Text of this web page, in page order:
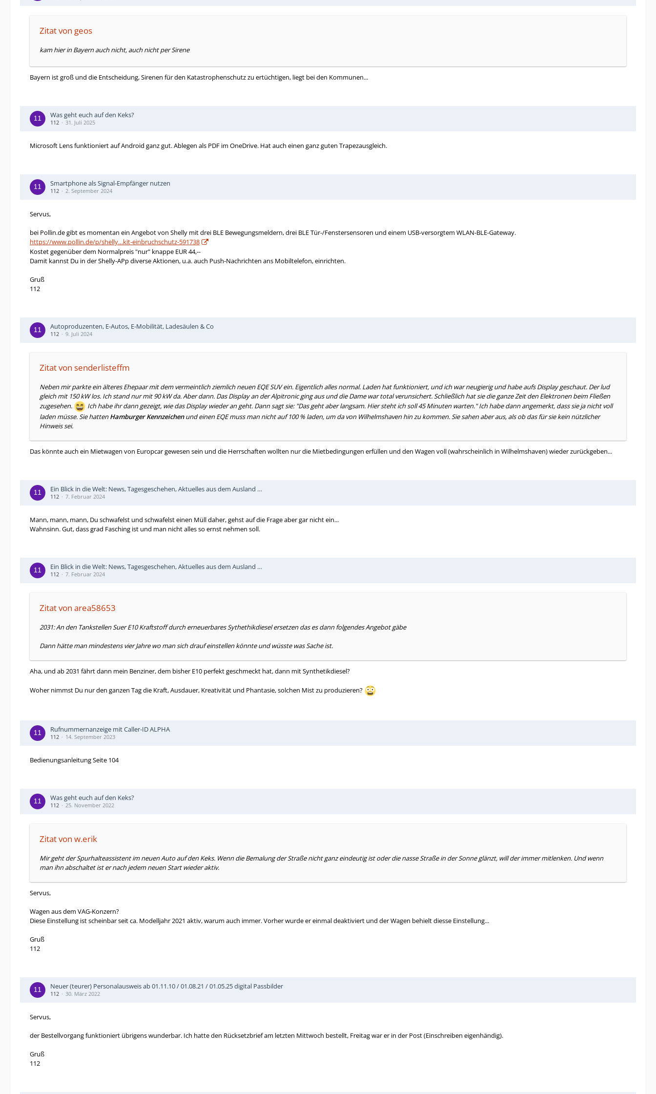
Zitat von geos
kam hier in Bayern auch nicht, auch nicht per Sirene
Bayern ist groß und die Entscheidung, Sirenen für den Katastrophenschutz zu ertüchtigen, liegt bei den Kommunen...
Was geht euch auf den Keks?
112 31. Juli 2025
Microsoft Lens funktioniert auf Android ganz gut. Ablegen als PDF im OneDrive. Hat auch einen ganz guten Trapezausgleich.
Smartphone als Signal-Empfänger nutzen
112 2. September 2024
Servus,
bei Pollin.de gibt es momentan ein Angebot von Shelly mit drei BLE Bewegungsmeldern, drei BLE Tür-/Fenstersensoren und einem USB-versorgtem WLAN-BLE-Gateway.
https://www.pollin.de/p/shelly…kit-einbruchschutz-591738
Kostet gegenüber dem Normalpreis "nur" knappe EUR 44,--
Damit kannst Du in der Shelly-APp diverse Aktionen, u.a. auch Push-Nachrichten ans Mobiltelefon, einrichten.
Gruß
112
Autoproduzenten, E-Autos, E-Mobilität, Ladesäulen & Co
112 9. Juli 2024
Zitat von senderlisteffm
Neben mir parkte ein älteres Ehepaar mit dem vermeintlich ziemlich neuen EQE SUV ein. Eigentlich alles normal. Laden hat funktioniert, und ich war neugierig und habe aufs Display geschaut. Der lud
gleich mit 150 kW los. Ich stand nur mit 90 kW da. Aber dann. Das Display an der Alpitronic ging aus und die Dame war total verunsichert. Schließlich hat sie die ganze Zeit den Elektronen beim Fließen
zugesehen.
Ich habe ihr dann gezeigt, wie das Display wieder an geht. Dann sagt sie: "Das geht aber langsam. Hier steht ich soll 45 Minuten warten." Ich habe dann angemerkt, dass sie ja nicht voll
laden müsse. Sie hattenHamburger Kennzeichenund einen EQE muss man nicht auf 100 % laden, um da von Wilhelmshaven hin zu kommen. Sie sahen aber aus, als ob das für sie kein nützlicher
Hinweis sei.
Das könnte auch ein Mietwagen von Europcar gewesen sein und die Herrschaften wollten nur die Mietbedingungen erfüllen und den Wagen voll (wahrscheinlich in Wilhelmshaven) wieder zurückgeben...
Ein Blick in die Welt: News, Tagesgeschehen, Aktuelles aus dem Ausland …
112 7. Februar 2024
Mann, mann, mann, Du schwafelst und schwafelst einen Müll daher, gehst auf die Frage aber gar nicht ein...
Wahnsinn. Gut, dass grad Fasching ist und man nicht alles so ernst nehmen soll.
Ein Blick in die Welt: News, Tagesgeschehen, Aktuelles aus dem Ausland …
112 7. Februar 2024
Zitat von area58653
2031: An den Tankstellen Suer E10 Kraftstoff durch erneuerbares Sythethikdiesel ersetzen das es dann folgendes Angebot gäbe
Dann hätte man mindestens vier Jahre wo man sich drauf einstellen könnte und wüsste was Sache ist.
Aha, und ab 2031 fährt dann mein Benziner, dem bisher E10 perfekt geschmeckt hat, dann mit Synthetikdiesel?
Woher nimmst Du nur den ganzen Tag die Kraft, Ausdauer, Kreativität und Phantasie, solchen Mist zu produzieren?
Rufnummernanzeige mit Caller-ID ALPHA
112 14. September 2023
Bedienungsanleitung Seite 104
Was geht euch auf den Keks?
112 25. November 2022
Zitat von w.erik
Mir geht der Spurhalteassistent im neuen Auto auf den Keks. Wenn die Bemalung der Straße nicht ganz eindeutig ist oder die nasse Straße in der Sonne glänzt, will der immer mitlenken. Und wenn
man ihn abschaltet ist er nach jedem neuen Start wieder aktiv.
Servus,
Wagen aus dem VAG-Konzern?
Diese Einstellung ist scheinbar seit ca. Modelljahr 2021 aktiv, warum auch immer. Vorher wurde er einmal deaktiviert und der Wagen behielt diesse Einstellung...
Gruß
112
Neuer (teurer) Personalausweis ab 01.11.10 / 01.08.21 / 01.05.25 digital Passbilder
112 30. März 2022
Servus,
der Bestellvorgang funktioniert übrigens wunderbar. Ich hatte den Rücksetzbrief am letzten Mittwoch bestellt, Freitag war er in der Post (Einschreiben eigenhändig).
Gruß
112